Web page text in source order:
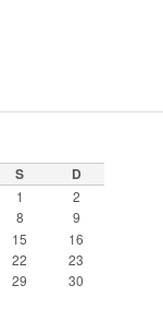
S D
1 2
8
9
15
16
22
23
29
30